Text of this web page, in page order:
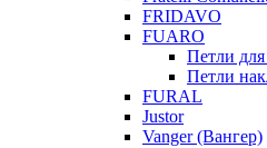
FRIDAVO
FUARO
Петли для
Петли
FURAL
Justor
Vanger (Вангер)